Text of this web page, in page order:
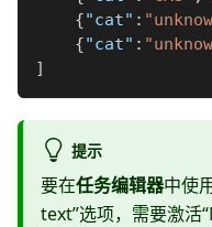
{"cat" :
{"cat" :
]
提示
要在任务编辑器中使
text”选项，需要激活